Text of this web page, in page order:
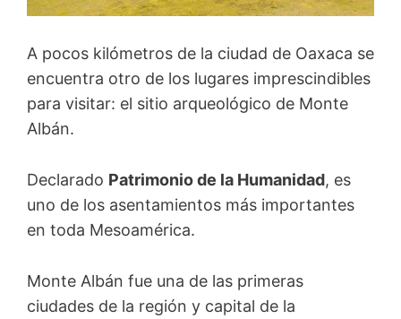
A pocos kilómetros de la ciudad de Oaxaca se
encuentra otro de los lugares imprescindibles
para visitar: el sitio arqueológico de Monte
Albán.
Declarado Patrimonio de la Humanidad, es
uno de los asentamientos más importantes
en toda Mesoamérica.
Monte Albán fue una de las primeras
ciudades de la región y capital de la